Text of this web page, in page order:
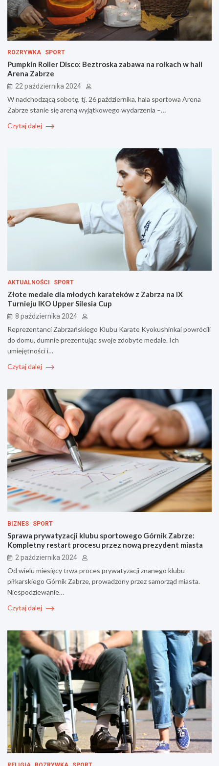
ROZRYWKA SPORT
Pumpkin Roller Disco: Beztroska zabawa na rolkach w hali
Arena Zabrze
22 października 2024
W nadchodzącą sobotę, tj. 26 października, hala sportowa Arena
Zabrze stanie się areną wyjątkowego wydarzenia –…
Czytaj dalej
AKTUALNOŚCI SPORT
Złote medale dla młodych karateków z Zabrza na IX
Turnieju IKO Upper Silesia Cup
8 października 2024
Reprezentanci Zabrzańskiego Klubu Karate Kyokushinkai powrócili
do domu, dumnie prezentując swoje zdobyte medale. Ich
umiejętności i…
Czytaj dalej
BIZNES SPORT
Sprawa prywatyzacji klubu sportowego Górnik Zabrze:
Kompletny restart procesu przez nową prezydent miasta
2 października 2024
Od wielu miesięcy trwa proces prywatyzacji znanego klubu
piłkarskiego Górnik Zabrze, prowadzony przez samorząd miasta.
Niespodziewanie…
Czytaj dalej